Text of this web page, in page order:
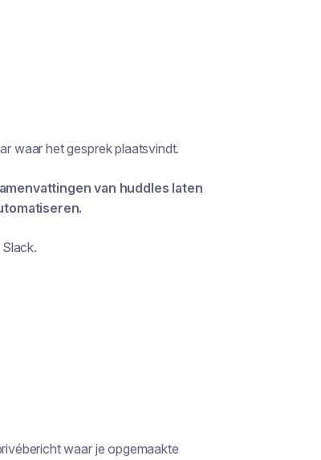
waar het gesprek plaatsvindt.
van huddles laten
waar je opgemaakte